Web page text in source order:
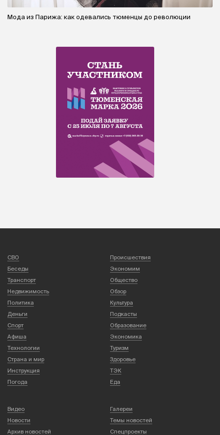
Мода из Парижа: как одевались тюменцы до революции
СВО
Происшествия
Беседы
Экономим
Транспорт
Общество
Недвижимость
Обзор
Политика
Культура
Деньги
Подкасты
Спорт
Образование
Афиша
Экономика
Технологии
Туризм
Страна и мир
Здоровье
Инструкция
ТЭК
Погода
Еда
Видео
Галереи
Новости
Темы новостей
Архив новостей
Спецпроекты